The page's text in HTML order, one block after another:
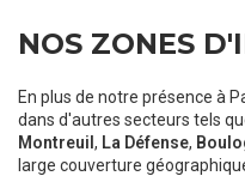
NOS ZONES
En plus de notre présence à
dans d'autres secteurs tels
Montreuil , La Défense,
large couverture